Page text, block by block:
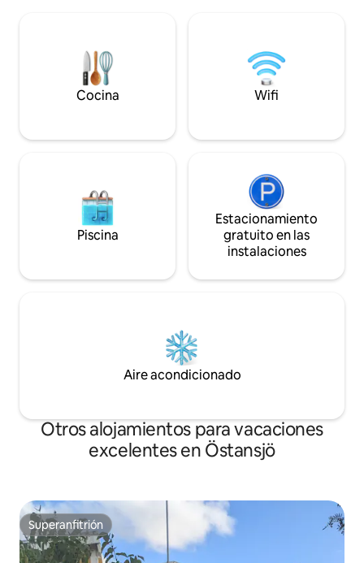
Norhammar. Los huéspedes deben
llevar sus propias toallas y sábanas. Por
un coste adicional, el anfitrión puede
senderos,
Campo de golf a
Cocina Wifi
Piscina
Estacionamiento
gratuito en las
instalaciones
Aire acondicionado
Otros alojamientos para vacaciones
excelentes en Östansjö
Superanfitrión
Superanfitrión